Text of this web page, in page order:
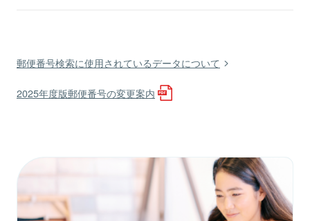
郵便番号検索に使用されているデータについて
2025年度版郵便番号の変更案内